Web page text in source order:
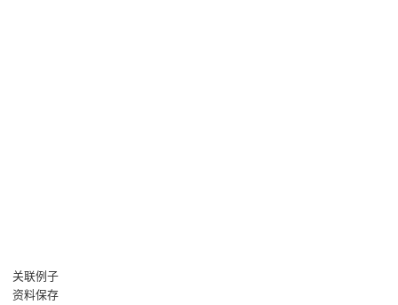
关联例子
资料保存